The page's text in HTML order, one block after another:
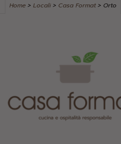
Home > Locali > Casa Format> Orto